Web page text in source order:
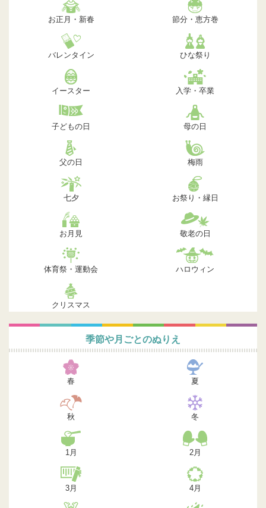
お正月・新春 節分・恵方巻
バレンタイン ひな祭り
イースター 入学・卒業
子どもの日 母の日
父の日 梅雨
七夕 お祭り・縁日
お月見 敬老の日
体育祭・運動会 ハロウィン
クリスマス
季節や月ごとのぬりえ
春 夏
秋 冬
1月 2月
3月 4月